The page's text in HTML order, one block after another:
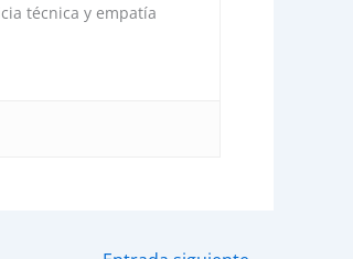
técnica y empatía